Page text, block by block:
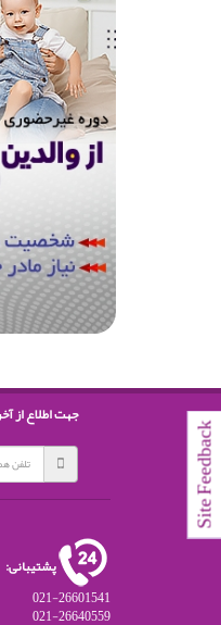
Site
از
جهت اطلاع از
پشتیبانی:
021-26601541
021-26640559